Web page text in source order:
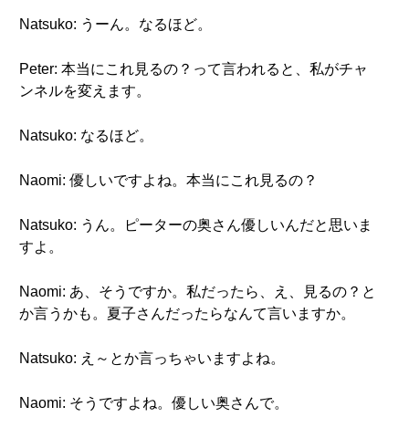
Natsuko: うーん。なるほど。
Peter: 本当にこれ見るの？って言われると、私がチャ
ンネルを変えます。
Natsuko: なるほど。
Naomi: 優しいですよね。本当にこれ見るの？
Natsuko: うん。ピーターの奥さん優しいんだと思いま
すよ。
Naomi: あ、そうですか。私だったら、え、見るの？と
か言うかも。夏子さんだったらなんて言いますか。
Natsuko: え～とか言っちゃいますよね。
Naomi: そうですよね。優しい奥さんで。